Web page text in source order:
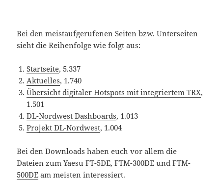
Bei den meistaufgerufenen Seiten bzw. Unterseiten
sieht die Reihenfolge wie folgt aus:
Startseite, 5.337
Aktuelles, 1.740
Übersicht digitaler Hotspots mit integriertem TRX,
1.501
DL-Nordwest Dashboards, 1.013
Projekt DL-Nordwest, 1.004
Bei den Downloads haben euch vor allem die
Dateien zum YaesuFT-5DE,FTM-300DE undFTM-
500DE am meisten interessiert.